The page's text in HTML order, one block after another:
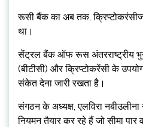
रूसी बैंक का अब तक,
था।
सेंट्रल बैंक ऑफ रूस अंतरराष्ट्रीय
(बीटीसी) और क्रिप्टोकरेंसी के
संकेत देना जारी रखता है।
संगठन के अध्यक्ष, एलविरा
नियमन तैयार कर रहे हैं जो सीमा पार